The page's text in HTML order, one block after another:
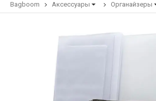
Bagboom Аксессуары Органайзеры